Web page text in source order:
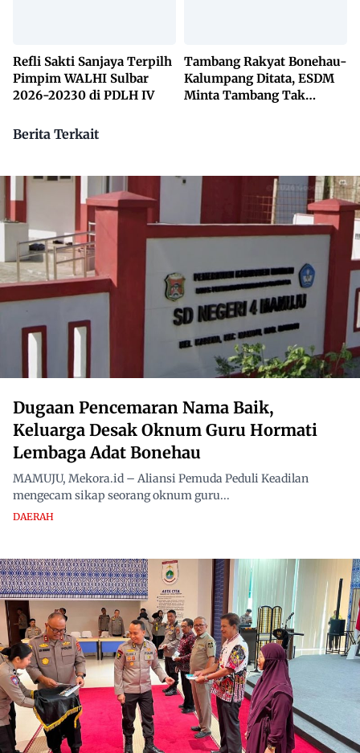
Refli Sakti Sanjaya Terpilh
Pimpim WALHI Sulbar
2026-20230 di PDLH IV
Tambang Rakyat Bonehau-
Kalumpang Ditata, ESDM
Minta Tambang Tak
Berita Terkait
Dugaan Pencemaran Nama Baik,
Keluarga Desak Oknum Guru Hormati
Lembaga Adat Bonehau
MAMUJU, Mekora.id – Aliansi Pemuda Peduli Keadilan
mengecam sikap seorang oknum guru...
DAERAH